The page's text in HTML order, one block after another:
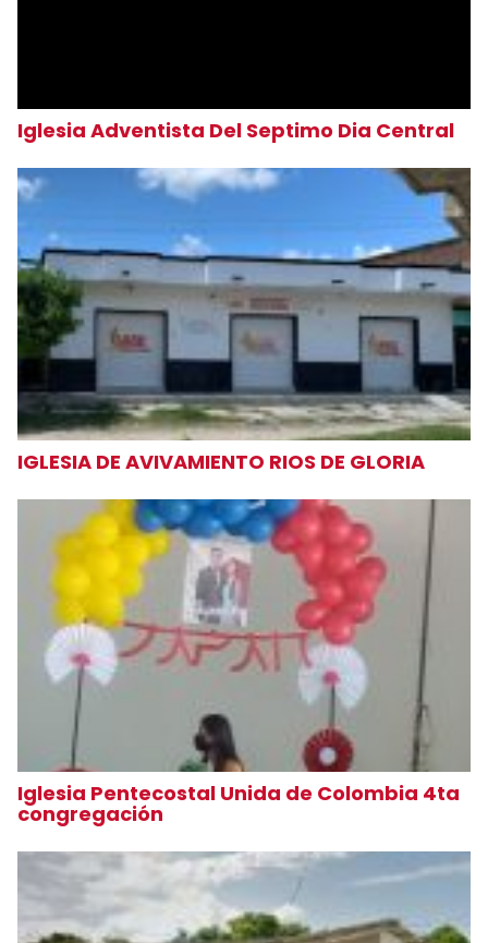
Iglesia Adventista Del Septimo Dia Central
IGLESIA DE AVIVAMIENTO RIOS DE GLORIA
Iglesia Pentecostal Unida de Colombia 4ta
congregación